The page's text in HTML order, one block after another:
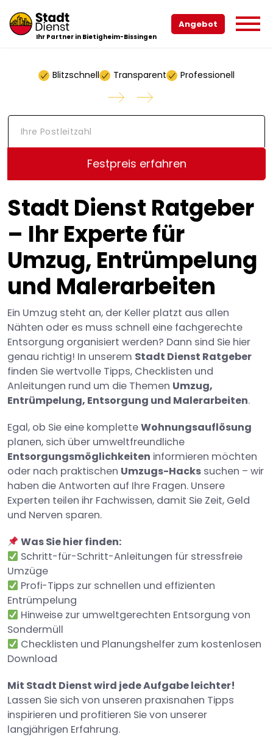
Ihr Partner in Bietigheim-Bissingen
Angebot
Blitzschnell Transparent Professionell
I
o
t
l
i
z
a
h
l
Festpreis erfahren
Stadt Dienst Ratgeber
– Ihr Experte für
Umzug, Entrümpelung
und Malerarbeiten
Ein Umzug steht an, der Keller platzt aus allen
Nähten oder es muss schnell eine fachgerechte
Entsorgung organisiert werden? Dann sind Sie hier
genau richtig! In unserem Stadt Dienst Ratgeber
finden Sie wertvolle Tipps, Checklisten und
Anleitungen rund um die Themen Umzug,
Entrümpelung, Entsorgung und Malerarbeiten.
Egal, ob Sie eine kompletteWohnungsauflösung
planen, sich über umweltfreundliche
Entsorgungsmöglichkeiten informieren möchten
oder nach praktischen Umzugs-Hacks suchen – wir
haben die Antworten auf Ihre Fragen. Unsere
Experten teilen ihr Fachwissen, damit Sie Zeit, Geld
und Nerven sparen.
Was Sie hier finden:
Schritt-für-Schritt-Anleitungen für stressfreie
Umzüge
Profi-Tipps zur schnellen und effizienten
Entrümpelung
Hinweise zur umweltgerechten Entsorgung von
Sondermüll
Checklisten und Planungshelfer zum kostenlosen
Download
Mit Stadt Dienst wird jede Aufgabe leichter!
Lassen Sie sich von unseren praxisnahen Tipps
inspirieren und profitieren Sie von unserer
langjährigen Erfahrung.